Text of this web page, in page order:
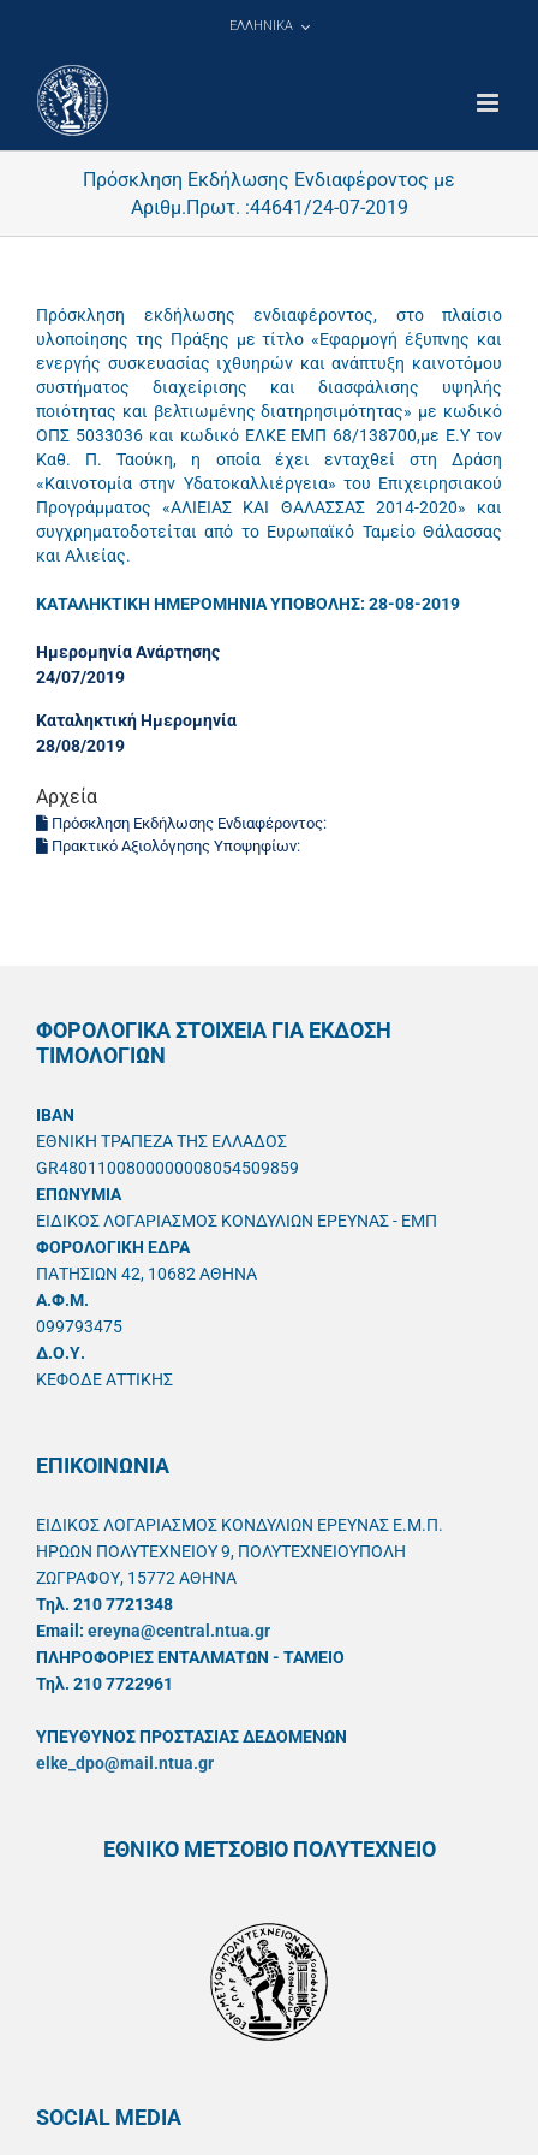
ΕΛΛΗΝΙΚΑ
Πρόσκληση Εκδήλωσης Ενδιαφέροντος με
Αριθμ.Πρωτ. :44641/24-07-2019
Πρόσκληση εκδήλωσης ενδιαφέροντος, στο πλαίσιο
υλοποίησης της Πράξης με τίτλο «Εφαρμογή έξυπνης και
ενεργής συσκευασίας ιχθυηρών και ανάπτυξη καινοτόμου
συστήματος διαχείρισης και διασφάλισης υψηλής
ποιότητας και βελτιωμένης διατηρησιμότητας» με κωδικό
ΟΠΣ 5033036 και κωδικό ΕΛΚΕ ΕΜΠ 68/138700,με Ε.Υ τον
Καθ. Π. Ταούκη, η οποία έχει ενταχθεί στη Δράση
«Καινοτομία στην Υδατοκαλλιέργεια» του Επιχειρησιακού
Προγράμματος «ΑΛΙΕΙΑΣ ΚΑΙ ΘΑΛΑΣΣΑΣ 2014-2020» και
συγχρηματοδοτείται από το Ευρωπαϊκό Ταμείο Θάλασσας
και Αλιείας.
ΚΑΤΑΛΗΚΤΙΚΗ ΗΜΕΡΟΜΗΝΙΑ ΥΠΟΒΟΛΗΣ: 28-08-2019
Ημερομηνία Ανάρτησης
24/07/2019
Καταληκτική Ημερομηνία
28/08/2019
Αρχεία
Πρόσκληση Εκδήλωσης Ενδιαφέροντος:
Πρακτικό Αξιολόγησης Υποψηφίων:
ΦΟΡΟΛΟΓΙΚΑ ΣΤΟΙΧΕΙΑ ΓΙΑ ΕΚΔΟΣΗ
ΤΙΜΟΛΟΓΙΩΝ
IBAN
ΕΘΝΙΚΗ ΤΡΑΠΕΖΑ ΤΗΣ ΕΛΛΑΔΟΣ
GR4801100800000008054509859
ΕΠΩΝΥΜΙΑ
ΕΙΔΙΚΟΣ ΛΟΓΑΡΙΑΣΜΟΣ ΚΟΝΔΥΛΙΩΝ ΕΡΕΥΝΑΣ - ΕΜΠ
ΦΟΡΟΛΟΓΙΚΗ ΕΔΡΑ
ΠΑΤΗΣΙΩΝ 42, 10682 ΑΘΗΝΑ
A.Φ.Μ.
099793475
Δ.Ο.Υ.
ΚΕΦΟΔΕ ΑΤΤΙΚΗΣ
ΕΠΙΚΟΙΝΩΝΙΑ
ΕΙΔΙΚΟΣ ΛΟΓΑΡΙΑΣΜΟΣ ΚΟΝΔΥΛΙΩΝ ΕΡΕΥΝΑΣ Ε.Μ.Π.
ΗΡΩΩΝ ΠΟΛΥΤΕΧΝΕΙΟΥ 9, ΠΟΛΥΤΕΧΝΕΙΟΥΠΟΛΗ
ΖΩΓΡΑΦΟΥ, 15772 ΑΘΗΝΑ
Τηλ. 210 7721348
Email: ereyna@central.ntua.gr
ΠΛΗΡΟΦΟΡΙΕΣ ΕΝΤΑΛΜΑΤΩΝ - ΤΑΜΕΙΟ
Τηλ. 210 7722961
ΥΠΕΥΘYΝΟΣ ΠΡΟΣΤΑΣΙΑΣ ΔΕΔΟΜΕΝΩΝ
elke_dpo@mail.ntua.gr
ΕΘΝΙΚΟ ΜΕΤΣΟΒΙΟ ΠΟΛΥΤΕΧΝΕΙΟ
SOCIAL MEDIA